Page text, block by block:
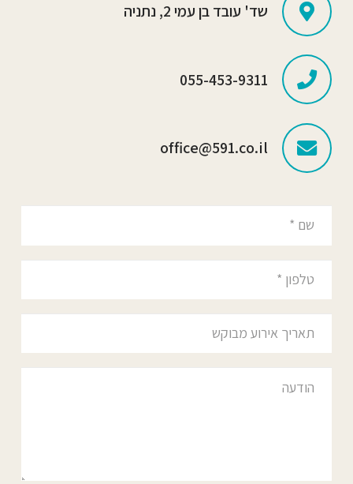
שד' עובד בן עמי 2, נתניה
055-453-9311
office@591.co.il